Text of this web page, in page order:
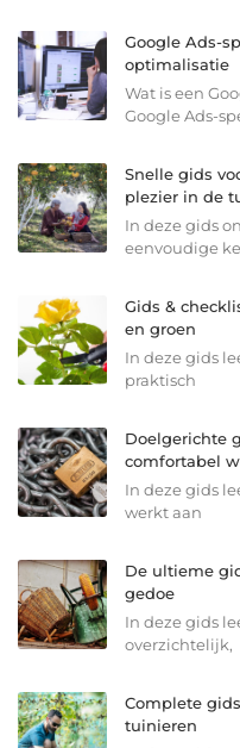
Google Ads-
optimalisatie
Wat is een
Google Ads-
Snelle gids
plezier in de
In deze gids
eenvoudige
Gids &
en groen
In deze gids
praktisch
Doelgerichte
comfortabel
In deze gids
werkt aan
De ultieme
gedoe
In deze gids
overzichtelijk,
Complete
tuinieren